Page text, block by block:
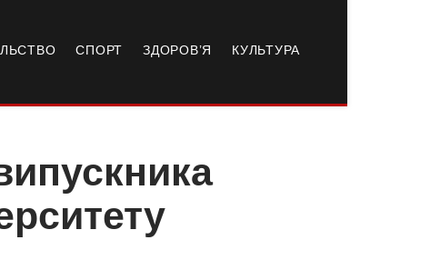
СПОРТ ЗДОРОВ’Я КУЛЬТУРА